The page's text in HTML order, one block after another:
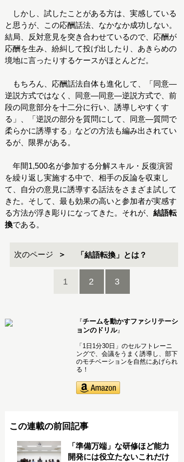
しかし、試したことがある方は、実感している
と思うが、この応酬話法、なかなか成功しない。
結局、反対意見を突き合わせているので、応酬が
応酬を生み、紛糾して投げ出したり、あきらめの
境地に言ったりするケースがほとんどだ。
もちろん、応酬話法自体も進化して、「同意―
逆説方式ではなく、同意―同意―逆説方式で、前
段の同意部分を十二分に行い、誘導しやすくす
る」、「逆説の部分を質問にして、同意―質問で
柔らかに誘導する」などの方法も編み出されてい
るが、限界がある。
年間1,500名が参加する分解スキル・反復演習
を繰り返し実施する中で、相手の反論を収束し
て、自分の意見に誘導する話法をさまざま試して
きた。そして、最も効果の高いと参加者が実感す
る方法が浮き彫りになってきた。それが、 結語転
換である。
次のページ 「結語転換」とは？
1 2 3
『チームを動かすファシリテーシ
ョンのドリル』
「1日1分30日」のセルフトレーニ
ングで、会議をうまく誘導し、部下
のモチベーションを自然にあげられ
る！
この連載の前回記事
「準備万端」な研修ほど能力
開発には役立たないこれだけ